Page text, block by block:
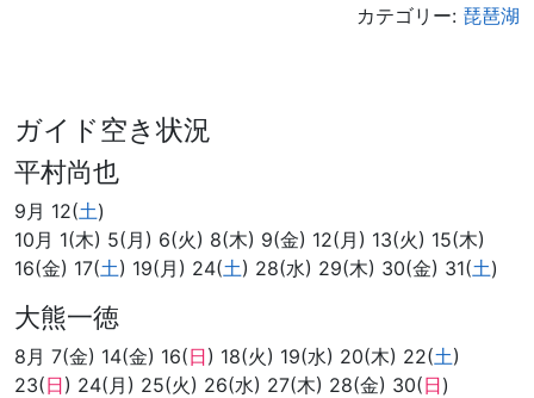
カテゴリー: 琵琶湖
ガイド空き状況
平村尚也
9月 12(土)
10月 1(木) 5(月) 6(火) 8(木) 9(金) 12(月) 13(火) 15(木)
16(金) 17(土) 19(月) 24(土) 28(水) 29(木) 30(金) 31(土)
大熊一徳
8月 7(金) 14(金) 16(日) 18(火) 19(水) 20(木) 22(土)
23(日) 24(月) 25(火) 26(水) 27(木) 28(金) 30(日)